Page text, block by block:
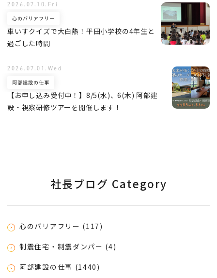
車いすクイズで大白熱！平田小学校の4年生と
過ごした時間
心のバリアフリー
2026.07.10.Fri
【お申し込み受付中！】8/5(水)、6(木) 阿部建
設・視察研修ツアーを開催します！
阿部建設の仕事
2026.07.01.Wed
社長ブログ Category
心のバリアフリー (117)
制震住宅・制震ダンパー (4)
阿部建設の仕事 (1440)